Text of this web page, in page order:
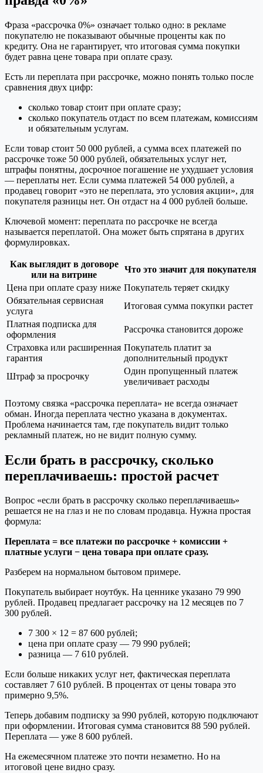
Фраза «рассрочка 0%» означает только одно: в рекламе
покупателю не показывают обычные проценты как по
кредиту. Она не гарантирует, что итоговая сумма покупки
будет равна цене товара при оплате сразу.
Есть ли переплата при рассрочке, можно понять только после
сравнения двух цифр:
сколько товар стоит при оплате сразу;
сколько покупатель отдаст по всем платежам, комиссиям
и обязательным услугам.
Если товар стоит 50 000 рублей, а сумма всех платежей по
рассрочке тоже 50 000 рублей, обязательных услуг нет,
штрафы понятны, досрочное погашение не ухудшает условия
— переплаты нет. Если сумма платежей 54 000 рублей, а
продавец говорит «это не переплата, это условия акции», для
покупателя разницы нет. Он отдаст на 4 000 рублей больше.
Ключевой момент: переплата по рассрочке не всегда
называется переплатой. Она может быть спрятана в других
формулировках.
Как выглядит в договоре
или на витрине
Что это значит для покупателя
Цена при оплате сразу ниже Покупатель теряет скидку
Обязательная сервисная
услуга
Итоговая сумма покупки растет
Платная подписка для
оформления
Рассрочка становится дороже
Страховка или расширенная
гарантия
Покупатель платит за
дополнительный продукт
Штраф за просрочку
Один пропущенный платеж
увеличивает расходы
Поэтому связка «рассрочка переплата» не всегда означает
обман. Иногда переплата честно указана в документах.
Проблема начинается там, где покупатель видит только
рекламный платеж, но не видит полную сумму.
Если брать в рассрочку, сколько
переплачиваешь: простой расчет
Вопрос «если брать в рассрочку сколько переплачиваешь»
решается не на глаз и не по словам продавца. Нужна простая
формула:
Переплата = все платежи по рассрочке + комиссии +
платные услуги − цена товара при оплате сразу.
Разберем на нормальном бытовом примере.
Покупатель выбирает ноутбук. На ценнике указано 79 990
рублей. Продавец предлагает рассрочку на 12 месяцев по 7
300 рублей.
7 300 × 12 = 87 600 рублей;
цена при оплате сразу — 79 990 рублей;
разница — 7 610 рублей.
Если больше никаких услуг нет, фактическая переплата
составляет 7 610 рублей. В процентах от цены товара это
примерно 9,5%.
Теперь добавим подписку за 990 рублей, которую подключают
при оформлении. Итоговая сумма становится 88 590 рублей.
Переплата — уже 8 600 рублей.
На ежемесячном платеже это почти незаметно. Но на
итоговой цене видно сразу.